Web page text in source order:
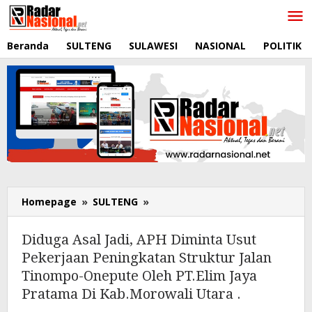
Lewati
ke
Beranda SULTENG SULAWESI NASIONAL POLITIK
Homepage » SULTENG »
Asal
APH
Diminta
Usut
Pekerjaan
Diduga Asal Jadi, APH Diminta Usut
Pekerjaan Peningkatan Struktur Jalan
Tinompo-Onepute Oleh PT.Elim Jaya
Pratama Di Kab.Morowali Utara .